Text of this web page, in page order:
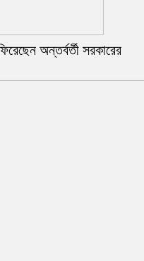
অন্তর্বর্তী সরকারের